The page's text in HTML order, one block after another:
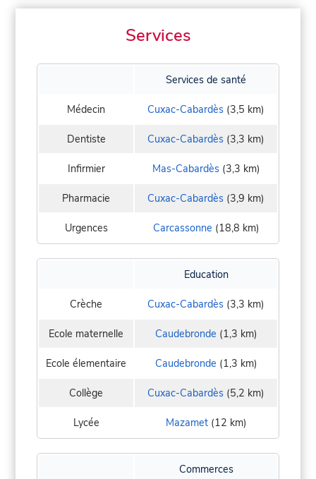
Services
Services de santé
Médecin Cuxac-Cabardès (3,5 km)
Dentiste Cuxac-Cabardès (3,3 km)
Infirmier Mas-Cabardès(3,3 km)
Pharmacie Cuxac-Cabardès (3,9 km)
Urgences Carcassonne (18,8 km)
Education
Crèche Cuxac-Cabardès (3,3 km)
Ecole maternelle Caudebronde (1,3 km)
Ecole élementaire Caudebronde (1,3 km)
Collège Cuxac-Cabardès (5,2 km)
Lycée Mazamet(12 km)
Commerces